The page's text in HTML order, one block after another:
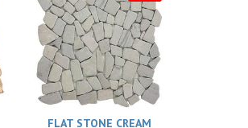
FLAT STONE CREAM